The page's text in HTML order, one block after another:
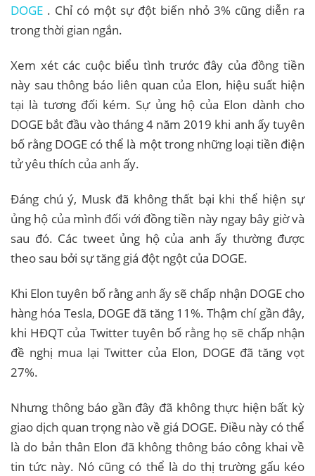
DOGE . Chỉ có một sự đột biến nhỏ 3% cũng diễn ra
trong thời gian ngắn.
Xem xét các cuộc biểu tình trước đây của đồng tiền
này sau thông báo liên quan của Elon, hiệu suất hiện
tại là tương đối kém. Sự ủng hộ của Elon dành cho
DOGE bắt đầu vào tháng 4 năm 2019 khi anh ấy tuyên
bố rằng DOGE có thể là một trong những loại tiền điện
tử yêu thích của anh ấy.
Đáng chú ý, Musk đã không thất bại khi thể hiện sự
ủng hộ của mình đối với đồng tiền này ngay bây giờ và
sau đó. Các tweet ủng hộ của anh ấy thường được
theo sau bởi sự tăng giá đột ngột của DOGE.
Khi Elon tuyên bố rằng anh ấy sẽ chấp nhận DOGE cho
hàng hóa Tesla, DOGE đã tăng 11%. Thậm chí gần đây,
khi HĐQT của Twitter tuyên bố rằng họ sẽ chấp nhận
đề nghị mua lại Twitter của Elon, DOGE đã tăng vọt
27%.
Nhưng thông báo gần đây đã không thực hiện bất kỳ
giao dịch quan trọng nào về giá DOGE. Điều này có thể
là do bản thân Elon đã không thông báo công khai về
tin tức này. Nó cũng có thể là do thị trường gấu kéo